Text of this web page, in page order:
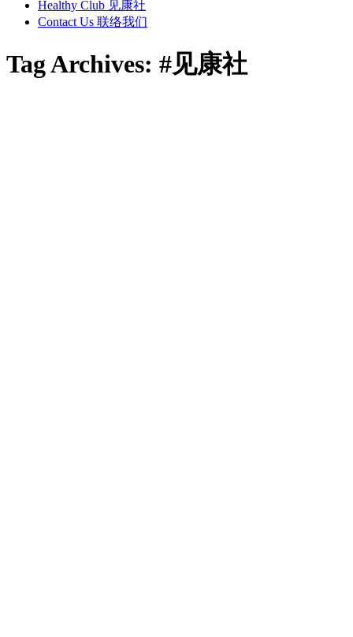
Healthy Club 见康社
Contact Us 联络我们
Tag Archives: #见康社